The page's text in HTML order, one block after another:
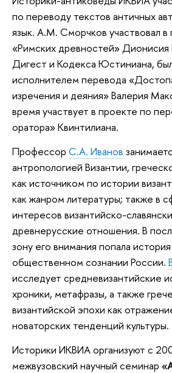
по переводу текстов античных
язык. А.М. Сморчков участвовал в
«Римских древностей» Дионисия
Дигест и Кодекса Юстиниана,
исполнителем перевода
изречения и деяния» Валерия
время участвует в проекте по
оратора» Квинтилиана.
Профессор С.А. Иванов
антропологией Византии,
как источником по истории
как жанром литературы; также в
интересов византийско-
древнерусские отношения. В
зону его внимания попала
общественном сознании России.
исследует средневизантийские
хроники, метафразы, а также
византийской эпохи как
новаторских тенденций культуры.
Историки ИКВИА организуют с
межвузовский научный семинар